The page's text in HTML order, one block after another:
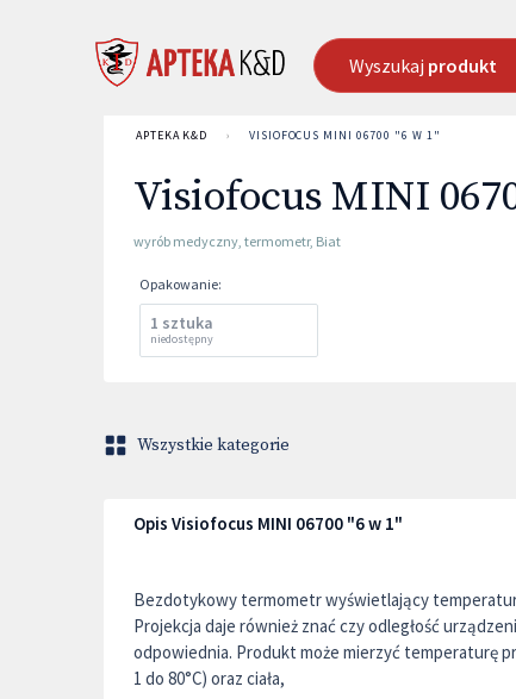
Wyszukaj produkt
APTEKA K&D › VISIOFOCUS MINI 06700 "6 W 1"
Visiofocus MINI
wyrób medyczny, termometr, Biat
Opakowanie:
1 sztuka
niedostępny
Wszystkie kategorie
Opis Visiofocus MINI 06700 "6 w 1"
Bezdotykowy termometr wyświetlający
Projekcja daje również znać czy odległość
odpowiednia. Produkt może mierzyć temperaturę
1 do 80°C) oraz ciała,